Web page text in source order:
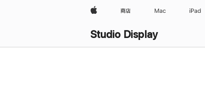
Apple 商店 Mac iPad
Studio Display